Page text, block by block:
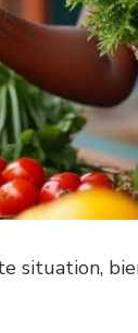
situation,